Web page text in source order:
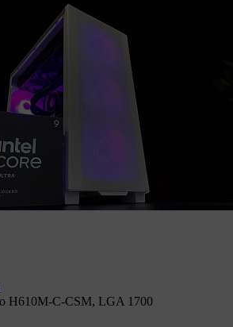
H610M-C-CSM, LGA 1700